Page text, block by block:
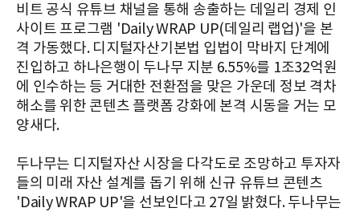
비트 공식 유튜브 채널을 통해 송출하는 데일리 경제 인
사이트 프로그램 'Daily WRAP UP(데일리 랩업)'을 본
격 가동했다. 디지털자산기본법 입법이 막바지 단계에
진입하고 하나은행이 두나무 지분 6.55%를 1조32억원
에 인수하는 등 거대한 전환점을 맞은 가운데 정보 격차
해소를 위한 콘텐츠 플랫폼 강화에 본격 시동을 거는 모
양새다.
두나무는 디지털자산 시장을 다각도로 조망하고 투자자
들의 미래 자산 설계를 돕기 위해 신규 유튜브 콘텐츠
'Daily WRAP UP'을 선보인다고 27일 밝혔다. 두나무는